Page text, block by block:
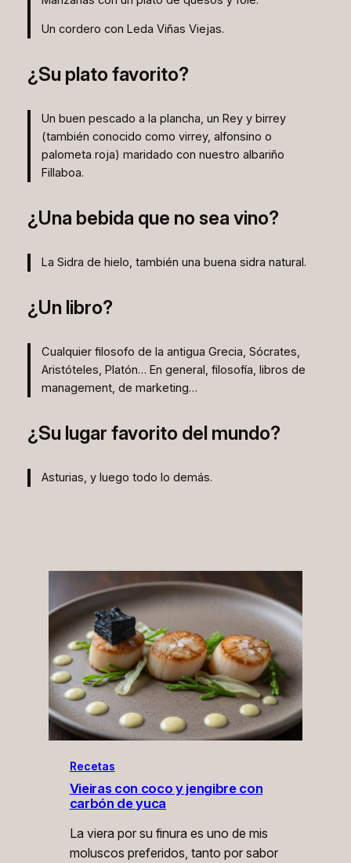
Un cordero con Leda Viñas Viejas.
¿Su plato favorito?
Un buen pescado a la plancha, un Rey y birrey
(también conocido como virrey, alfonsino o
palometa roja) maridado con nuestro albariño
Fillaboa.
¿Una bebida que no sea vino?
La Sidra de hielo, también una buena sidra natural.
¿Un libro?
Cualquier filosofo de la antigua Grecia, Sócrates,
Aristóteles, Platón… En general, filosofía, libros de
management, de marketing…
¿Su lugar favorito del mundo?
Asturias, y luego todo lo demás.
Recetas
Vieiras con coco y jengibre con
carbón de yuca
La viera por su finura es uno de mis
moluscos preferidos, tanto por sabor